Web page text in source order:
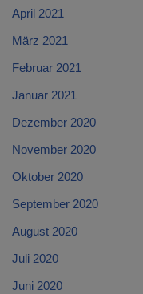
April 2021
März 2021
Februar 2021
Januar 2021
Dezember 2020
November 2020
Oktober 2020
September 2020
August 2020
Juli 2020
Juni 2020